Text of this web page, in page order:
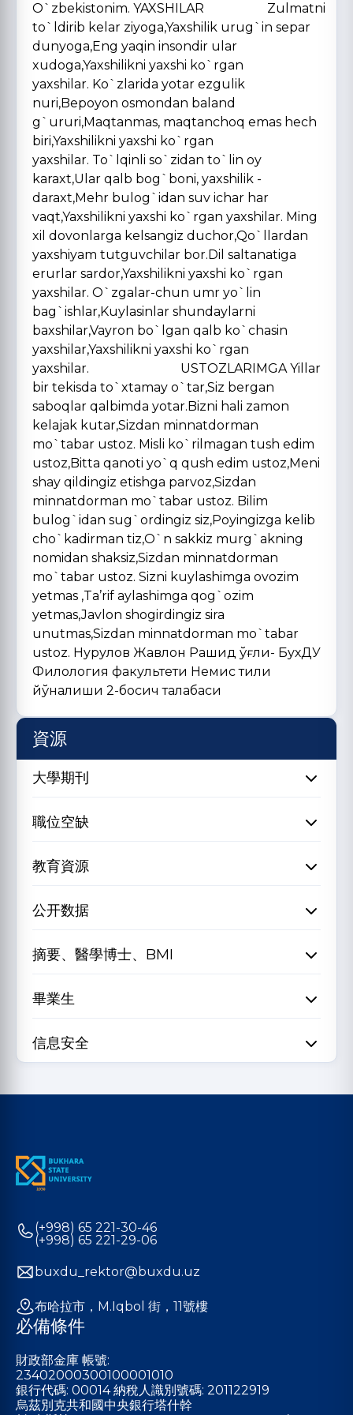
O`zbekistonim. YAXSHILAR Zulmatni
to`ldirib kelar ziyoga,Yaxshilik urug`in separ
dunyoga,Eng yaqin insondir ular
xudoga,Yaxshilikni yaxshi ko`rgan
yaxshilar. Ko`zlarida yotar ezgulik
nuri,Bepoyon osmondan baland
g`ururi,Maqtanmas, maqtanchoq emas hech
biri,Yaxshilikni yaxshi ko`rgan
yaxshilar. To`lqinli so`zidan to`lin oy
karaxt,Ular qalb bog`boni, yaxshilik -
daraxt,Mehr bulog`idan suv ichar har
vaqt,Yaxshilikni yaxshi ko`rgan yaxshilar. Ming
xil dovonlarga kelsangiz duchor,Qo`llardan
yaxshiyam tutguvchilar bor.Dil saltanatiga
erurlar sardor,Yaxshilikni yaxshi ko`rgan
yaxshilar. O`zgalar-chun umr yo`lin
bag`ishlar,Kuylasinlar shundaylarni
baxshilar,Vayron bo`lgan qalb ko`chasin
yaxshilar,Yaxshilikni yaxshi ko`rgan
yaxshilar. USTOZLARIMGA Yillar
bir tekisda to`xtamay o`tar,Siz bergan
saboqlar qalbimda yotar.Bizni hali zamon
kelajak kutar,Sizdan minnatdorman
mo`tabar ustoz. Misli ko`rilmagan tush edim
ustoz,Bitta qanoti yo`q qush edim ustoz,Meni
shay qildingiz etishga parvoz,Sizdan
minnatdorman mo`tabar ustoz. Bilim
bulog`idan sug`ordingiz siz,Poyingizga kelib
cho`kadirman tiz,O`n sakkiz murg`akning
nomidan shaksiz,Sizdan minnatdorman
mo`tabar ustoz. Sizni kuylashimga ovozim
yetmas ,Ta’rif aylashimga qog`ozim
yetmas,Javlon shogirdingiz sira
unutmas,Sizdan minnatdorman mo`tabar
ustoz. Нурқулов Жавлон Рашид ўғли- БухДУ
Филология факультети Немис тили
йўналиши 2-босқич талабаси
資源
大學期刊
職位空缺
教育資源
公开数据
摘要、醫學博士、BMI
畢業生
信息安全
(+998) 65 221-30-46
(+998) 65 221-29-06
buxdu_rektor@buxdu.uz
布哈拉市，M.Iqbol 街，11號樓
必備條件
財政部金庫 帳號:
23402000300100001010
銀行代碼: 00014 納稅人識別號碼: 201122919
烏茲別克共和國中央銀行塔什幹